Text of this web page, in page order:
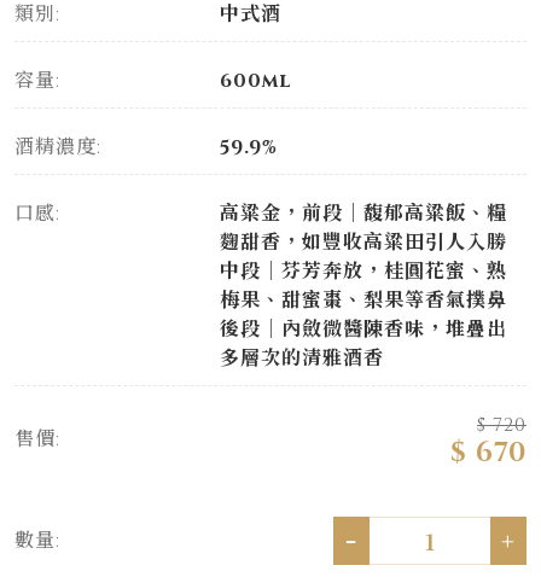
類別: 中式酒
容量: 600ml
酒精濃度: 59.9%
口感:
高粱金，前段｜馥郁高粱飯、糧
麴甜香，如豐收高粱田引人入勝
中段｜芬芳奔放，桂圓花蜜、熟
梅果、甜蜜棗、梨果等香氣撲鼻
後段｜內斂微醬陳香味，堆疊出
多層次的清雅酒香
售價:
$ 720
$ 670
數量: - +